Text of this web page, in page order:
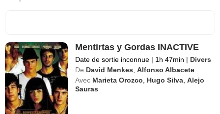
Mentirtas y Gordas INACTIVE
Date de sortie inconnue | 1h 47min | Divers
De David Menkes ,Alfonso Albacete
Avec Marieta Orozco Hugo Silva ,Alejo
Sauras